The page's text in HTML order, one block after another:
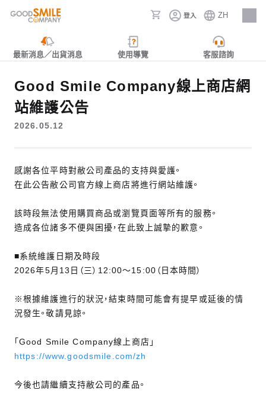
登入 ZH
人才招募
最新消息／出貨消息 使用導覽 客服諮詢
Good Smile Company線上商店網
站維護公告
2026.05.12
感謝各位平時對敝公司產品的支持與愛護。
在此公告敝公司官方線上商店將進行網站維護。
該時段無法使用購買商品或瀏覽頁面等所有的服務。
造成各位諸多不便與困擾，在此致上誠摯的歉意。
■系統維護日期及時段
2026年5月13日（三）12:00～15:00（日本時間）
※根據維護進行的狀況，結束時間可能會有提早或延後的情
況發生。敬請見諒。
「Good Smile Company線上商店」
https://www.goodsmile.com/zh
今後也請繼續支持敝公司的產品。